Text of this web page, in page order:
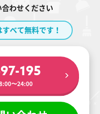
わせください
べて無料です！
195
〜24:00